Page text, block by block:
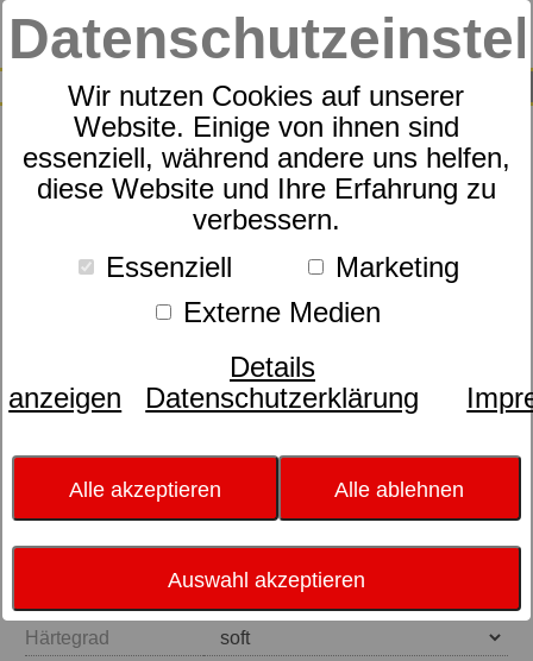
Wir nutzen Cookies auf unserer
Website. Einige von ihnen sind
essenziell, während andere uns helfen,
diese Website und Ihre Erfahrung zu
verbessern.
Essenziell
Marketing
Externe Medien
Details
anzeigen
Datenschutzerklärung
Alle akzeptieren Alle ablehnen
Auswahl akzeptieren
SUCHE
0
Schaummatratze Sympathica
Härtegrad